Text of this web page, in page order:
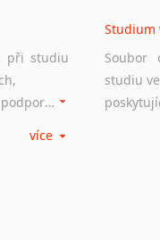
při studiu
jazykové certifikační autority, asociace pro podporu jazykového vzdělávání ad.
více
Studium
Soubor
studiu